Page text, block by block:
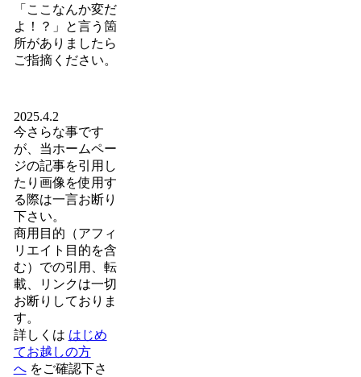
「ここなんか変だ
よ！？」と言う箇
所がありましたら
ご指摘ください。
2025.4.2
今さらな事です
が、当ホームペー
ジの記事を引用し
たり画像を使用す
る際は一言お断り
下さい。
商用目的（アフィ
リエイト目的を含
む）での引用、転
載、リンクは一切
お断りしておりま
す。
詳しくは はじめ
てお越しの方
へをご確認下さ